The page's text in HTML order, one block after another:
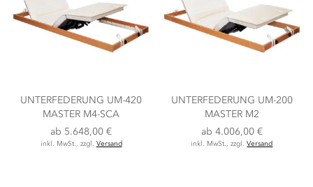
UNTERFEDERUNG UM-420
MASTER M4-SCA
ab 5.648,00 €
inkl. MwSt., zzgl. Versand
UNTERFEDERUNG UM-200
MASTER M2
ab 4.006,00 €
inkl. MwSt., zzgl.Versand